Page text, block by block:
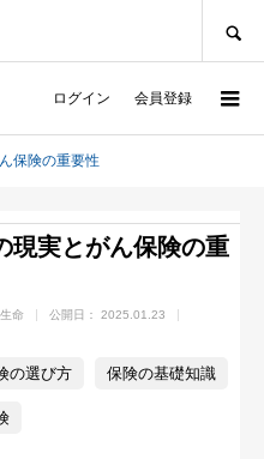
ログイン 会員登録
保険の重要性
現実とがん保険の重
命 公開日：
2025.01.23
の選び方 保険の基礎知識